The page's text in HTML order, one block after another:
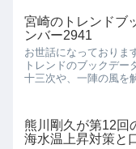
宮崎のトレンドブ
ンバー2941
お世話になっておりま
トレンドのブックデ
十三次や、一陣の風を
熊川剛久が第12回
海水温上昇対策と